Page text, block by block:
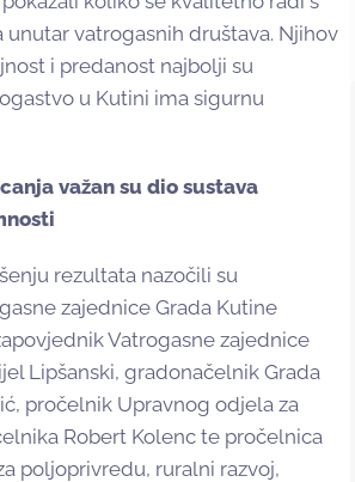
vatrogasnih društava. Njihov
i predanost najbolji su
u Kutini ima sigurnu
važan su dio sustava
rezultata nazočili su
zajednice Grada Kutine
Vatrogasne zajednice
Lipšanski, gradonačelnik Grada
pročelnik Upravnog odjela za
Robert Kolenc te pročelnica
poljoprivredu, ruralni razvoj,